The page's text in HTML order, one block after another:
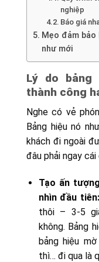
nghiệp
Báo giá
Mẹo đảm bảo
như mới
Lý do bảng
thành công
Nghe có vẻ
Bảng hiệu nó
khách đi ngoài
đâu phải ngay
Tạo ấn
nhìn đầu tiên:
thôi – 3-5
không. Bảng
bảng hiệu
thì… đi qua là